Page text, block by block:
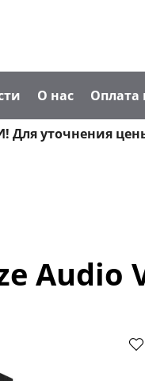
О нас Оплата
уточнения
Audio